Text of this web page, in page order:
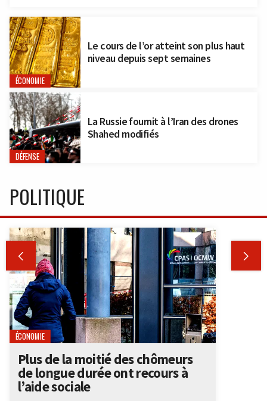
ÉCONOMIE
Le cours de l’or atteint son plus haut
niveau depuis sept semaines
DÉFENSE
La Russie fournit à l’Iran des drones
Shahed modifiés
POLITIQUE
 
ÉCONOMIE
Plus de la moitié des chômeurs
de longue durée ont recours à
l’aide sociale